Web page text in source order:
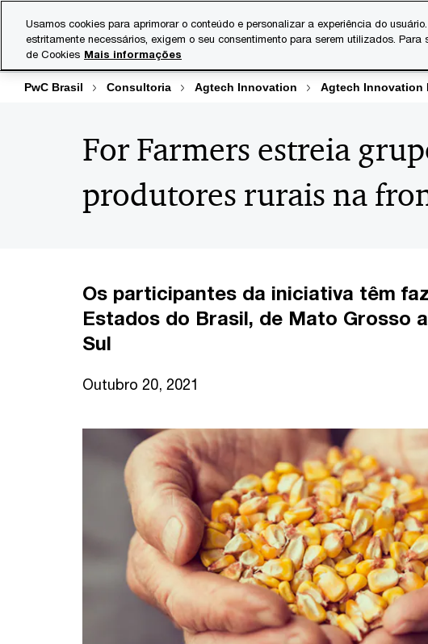
content
footer
Serviços
PwC Brasil Consultoria Agtech Innovation Agtech Innovation
For Farmers estreia
produtores rurais na
Os participantes da iniciativa têm
Estados do Brasil, de Mato Grosso
Sul
Outubro 20, 2021
Usamos cookies para aprimorar o conteúdo e personalizar a experiência do
estritamente necessários, exigem o seu consentimento para serem utilizados.
de Cookies Mais informações